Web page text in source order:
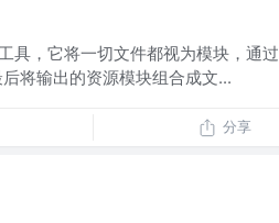
具，它将一切文件都视为模块，通过
将输出的资源模块组合成文...
分享